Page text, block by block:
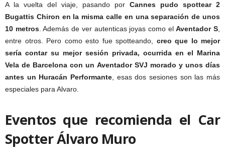
A la vuelta del viaje, pasando por Cannes pudo spottear 2
Bugattis Chiron en la misma calle en una separación de unos
10 metros. Además de ver autenticas joyas como elAventador S,
entre otros. Pero como esto fue spotteando, creo que lo mejor
sería contar su mejor sesión privada, ocurrida en el Marina
Vela de Barcelona con un Aventador SVJ morado y unos días
antes un Huracán Performante, esas dos sesiones son las más
especiales para Alvaro.
Eventos que recomienda el Car
Spotter Álvaro Muro